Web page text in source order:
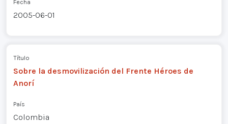
Fecha
2005-06-01
Título
Sobre la desmovilización del Frente Héroes de
Anorí
País
Colombia